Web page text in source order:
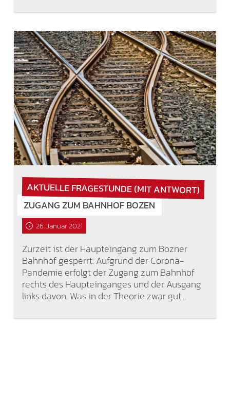
AKTUELLE FRAGESTUNDE (MIT ANTWORT)
ZUGANG ZUM BAHNHOF BOZEN
26. Januar 2021
Zurzeit ist der Haupteingang zum Bozner
Bahnhof gesperrt. Aufgrund der Corona-
Pandemie erfolgt der Zugang zum Bahnhof
rechts des Haupteinganges und der Ausgang
links davon. Was in der Theorie zwar gut…